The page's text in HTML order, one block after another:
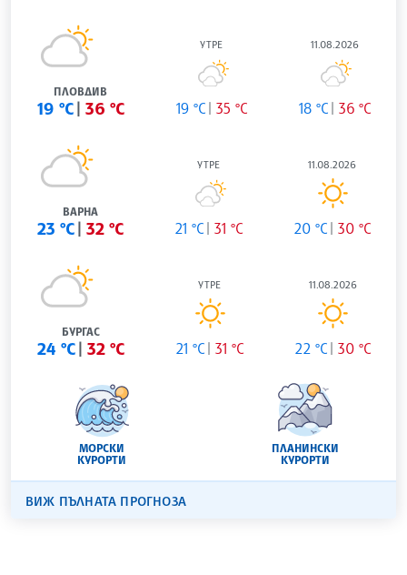
ПЛОВДИВ
19 °C 36 °C
УТРЕ
19 °C 35 °C
11.08.2026
18 °C 36 °C
ВАРНА
23 °C 32 °C
УТРЕ
21 °C 31 °C
11.08.2026
20 °C 30 °C
БУРГАС
24 °C 32 °C
УТРЕ
21 °C 31 °C
11.08.2026
22 °C 30 °C
МОРСКИ
КУРОРТИ
ПЛАНИНСКИ
КУРОРТИ
ВИЖ ПЪЛНАТА ПРОГНОЗА